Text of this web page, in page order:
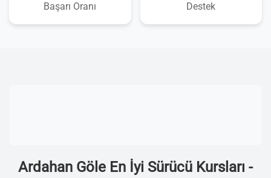
Başarı Oranı Destek
Ardahan Göle En İyi Sürücü Kursları -